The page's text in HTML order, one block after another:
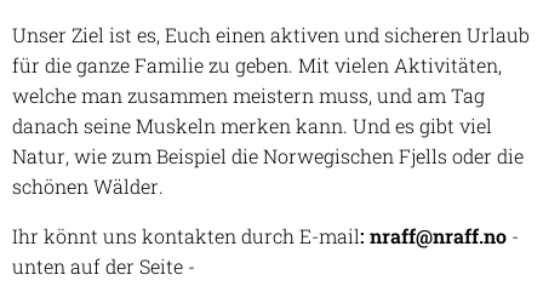
Unser Ziel ist es, Euch einen aktiven und sicheren Urlaub
für die ganze Familie zu geben. Mit vielen Aktivitäten,
welche man zusammen meistern muss, und am Tag
danach seine Muskeln merken kann. Und es gibt viel
Natur, wie zum Beispiel die Norwegischen Fjells oder die
schönen Wälder.
Ihr könnt uns kontakten durch E-mail: nraff@nraff.no -
unten auf der Seite -